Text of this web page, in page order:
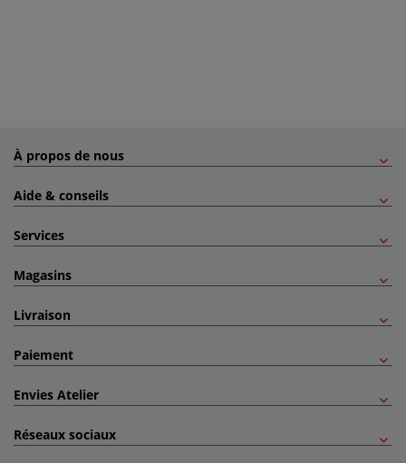
À propos de nous
Aide & conseils
Services
Magasins
Livraison
Paiement
Envies Atelier
Réseaux sociaux